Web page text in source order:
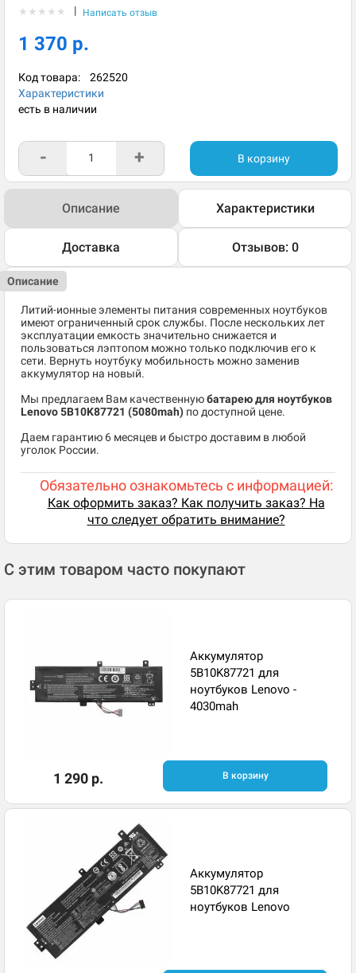
★ ★ ★ ★ ★ | Написать отзыв
1 370 р.
Код товара: 262520
Характеристики
есть в наличии
- + В корзину
Описание Характеристики
Доставка Отзывов: 0
Описание
Литий-ионные элементы питания современных ноутбуков
имеют ограниченный срок службы. После нескольких лет
эксплуатации емкость значительно снижается и
пользоваться лэптопом можно только подключив его к
сети. Вернуть ноутбуку мобильность можно заменив
аккумулятор на новый.
Мы предлагаем Вам качественнуюбатарею для ноутбуков
Lenovo 5B10K87721 (5080mah) по доступной цене.
Даем гарантию 6 месяцев и быстро доставим в любой
уголок России.
Обязательно ознакомьтесь с информацией:
Как оформить заказ? Как получить заказ? На
что следует обратить внимание?
С этим товаром часто покупают
Аккумулятор
5B10K87721 для
ноутбуков Lenovo -
4030mah
1 290 р. В корзину
Аккумулятор
5B10K87721 для
ноутбуков Lenovo